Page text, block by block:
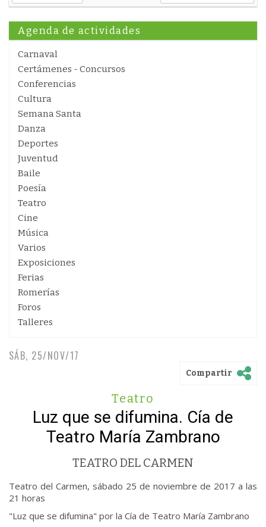
Agenda de actividades
Carnaval
Certámenes - Concursos
Conferencias
Cultura
Semana Santa
Danza
Deportes
Juventud
Baile
Poesía
Teatro
Cine
Música
Varios
Exposiciones
Ferias
Romerías
Foros
Talleres
SÁB, 25/NOV/17
Compartir
Teatro
Luz que se difumina. Cía de
Teatro María Zambrano
TEATRO DEL CARMEN
Teatro del Carmen, sábado 25 de noviembre de 2017 a las
21 horas
"Luz que se difumina" por la Cía de Teatro María Zambrano